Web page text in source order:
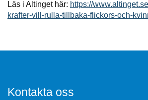
Läs i Altinget här: https://
krafter-vill-rulla-tillbaka-flickors-och-
Kontakta oss